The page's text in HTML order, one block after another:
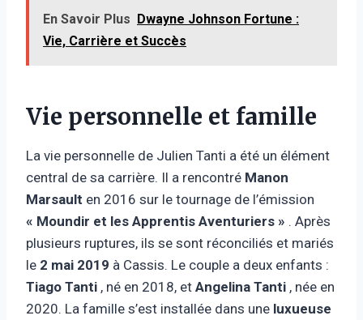
En Savoir Plus Dwayne Johnson Fortune :
Vie, Carrière et Succès
Vie personnelle et famille
La vie personnelle de Julien Tanti a été un élément
central de sa carrière. Il a rencontré Manon
Marsault en 2016 sur le tournage de l’émission
« Moundir et les Apprentis Aventuriers » . Après
plusieurs ruptures, ils se sont réconciliés et mariés
le 2 mai 2019 à Cassis. Le couple a deux enfants :
Tiago Tanti , né en 2018, et Angelina Tanti , née en
2020. La famille s’est installée dans une luxueuse